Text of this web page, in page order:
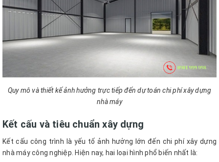
Quy mô và thiết kế ảnh hưởng trực tiếp đến dự toán chi phí xây dựng
nhà máy
Kết cấu và tiêu chuẩn xây dựng
Kết cấu công trình là yếu tố ảnh hưởng lớn đến chi phí xây dựng
nhà máy công nghiệp. Hiện nay, hai loại hình phổ biến nhất là: